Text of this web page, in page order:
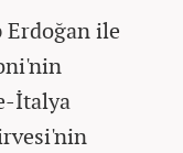
Erdoğan ile
İtalya